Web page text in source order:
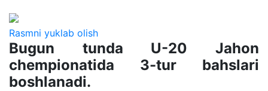
Rasmni yuklab olish
Bugun tunda U-20 Jahon
chempionatida 3-tur bahslari
boshlanadi.